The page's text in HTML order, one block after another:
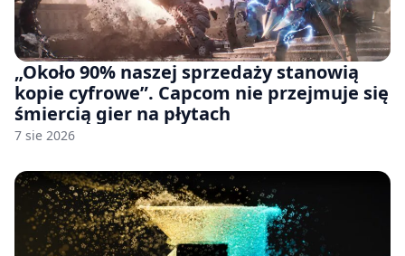
„Około 90% naszej sprzedaży stanowią
kopie cyfrowe”. Capcom nie przejmuje się
śmiercią gier na płytach
7 sie 2026